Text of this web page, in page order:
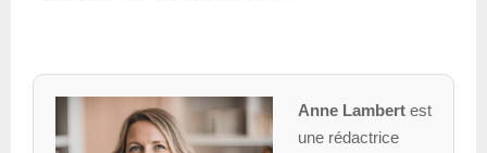
Anne Lambertest
une rédactrice